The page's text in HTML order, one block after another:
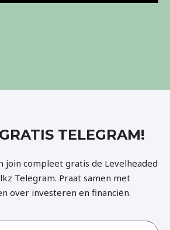
TELEGRAM!
join compleet gratis de Levelheaded
Telegram. Praat samen met
over investeren en financiën.